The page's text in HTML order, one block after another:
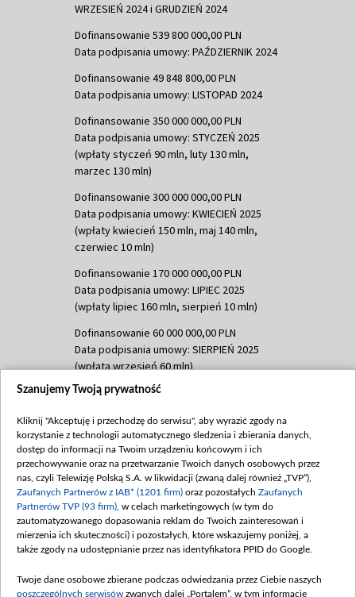
WRZESIEŃ 2024 i GRUDZIEŃ 2024
Dofinansowanie 539 800 000,00 PLN
Data podpisania umowy: PAŹDZIERNIK 2024
Dofinansowanie 49 848 800,00 PLN
Data podpisania umowy: LISTOPAD 2024
Dofinansowanie 350 000 000,00 PLN
Data podpisania umowy: STYCZEŃ 2025
(wpłaty styczeń 90 mln, luty 130 mln,
marzec 130 mln)
Dofinansowanie 300 000 000,00 PLN
Data podpisania umowy: KWIECIEŃ 2025
(wpłaty kwiecień 150 mln, maj 140 mln,
czerwiec 10 mln)
Dofinansowanie 170 000 000,00 PLN
Data podpisania umowy: LIPIEC 2025
(wpłaty lipiec 160 mln, sierpień 10 mln)
Dofinansowanie 60 000 000,00 PLN
Data podpisania umowy: SIERPIEŃ 2025
(wpłata wrzesień 60 mln)
Dofinansowanie 635 783 051,21 PLN
(wpłata wrzesień 100 mln, październik 350
mln, listopad 265 mln)
Dofinansowanie 48 862 000,00 PLN
Data podpisania umowy: GRUDZIEŃ 2025
(wpłata grudzień 60,548 mln)
Dofinansowanie 900 000 000,00 PLN
Data podpisania umowy: LUTY 2026 (wpłata
kwiecień 180 mln, 7 maja 180 mln, 8
Szanujemy Twoją prywatność
Kliknij "Akceptuję i przechodzę do serwisu", aby wyrazić zgody na
korzystanie z technologii automatycznego śledzenia i zbierania danych,
dostęp do informacji na Twoim urządzeniu końcowym i ich
przechowywanie oraz na przetwarzanie Twoich danych osobowych przez
nas, czyli Telewizję Polską S.A. w likwidacji (zwaną dalej również „TVP”),
Zaufanych Partnerów z IAB* (1201 firm) oraz pozostałych Zaufanych
Partnerów TVP (93 firm) , w celach marketingowych (w tym do
zautomatyzowanego dopasowania reklam do Twoich zainteresowań i
mierzenia ich skuteczności) i pozostałych, które wskazujemy poniżej, a
także zgody na udostępnianie przez nas identyfikatora PPID do Google.
Twoje dane osobowe zbierane podczas odwiedzania przez Ciebie naszych
poszczególnych serwisów zwanych dalej „Portalem”, w tym informacje